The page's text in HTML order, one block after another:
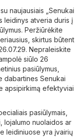
naujausiais „Senukai
leidinys atveria duris į
Peržiūrėkite
skirtus būtent
Nepraleiskite
siūlo 26
pasiūlymus,
dabartines Senukai
apsipirkimą efektyviai
pasiūlymais,
lojalumo nuolaidos ar
leidiniuose yra įvairių